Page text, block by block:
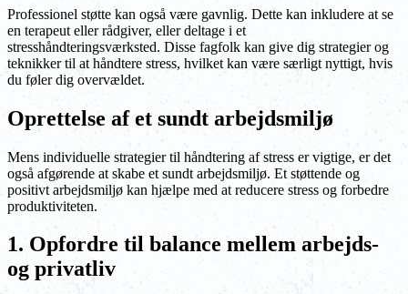
Professionel støtte kan også være gavnlig. Dette kan inkludere at se
en terapeut eller rådgiver, eller deltage i et
stresshåndteringsværksted. Disse fagfolk kan give dig strategier og
teknikker til at håndtere stress, hvilket kan være særligt nyttigt, hvis
du føler dig overvældet.
Oprettelse af et sundt arbejdsmiljø
Mens individuelle strategier til håndtering af stress er vigtige, er det
også afgørende at skabe et sundt arbejdsmiljø. Et støttende og
positivt arbejdsmiljø kan hjælpe med at reducere stress og forbedre
produktiviteten.
1. Opfordre til balance mellem arbejds-
og privatliv